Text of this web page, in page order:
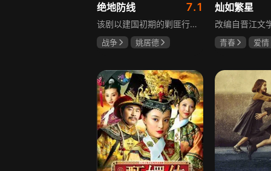
绝地防线 7.1
该剧以建国初期的剿匪行动为背景，讲述中国人民解放军西线小分队追击黑山寺国民党残部的故事。小分队在执行任务过程中，严格遵照上级指示，既要完成军事目标，又全力保护沿途百姓的生命财产安全，同时对残部人员采取劝降与救治相结合的策略。最终，小分队成功控制了区域内的疫情，救出了愿意投诚的士兵，圆满完成了剿匪解救任务，展现了解放军的优良作风与使命担当。
战争
姚居德
灿如繁星
青春
爱情